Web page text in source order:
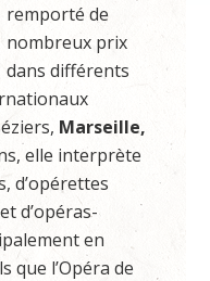
remporté de
nombreux prix
dans différents
Marseille,
elle interprète
d’opérettes
d’opéras-
en
que l’Opéra de